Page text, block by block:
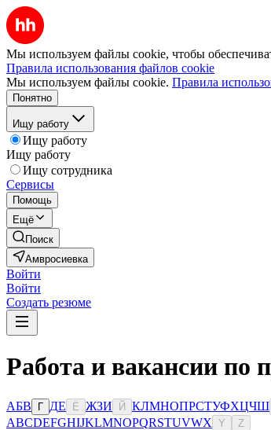
Мы используем файлы cookie, чтобы
Правила использования файлов cookie
Мы используем файлы cookie. Правила
Понятно
Ищу работу
Ищу работу
Ищу работу
Ищу сотрудника
Сервисы
Помощь
Ещё
Поиск
Амвросиевка
Войти
Войти
Создать резюме
Работа и вакансии по
АБВ Г ДЕ Ё ЖЗИ Й КЛМНОПРСТУФХЦЧШ
ABCDEFGHIJKLMNOPQRSTUVWX Y Z